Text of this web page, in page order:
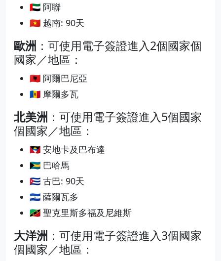
🇦🇪 阿聯
🇻🇳 越南: 90天
歐洲 ：可使用電子簽證進入2個國家個
國家／地區：
🇦🇱 阿爾巴尼亞
🇲🇩 摩爾多瓦
北美洲 ：可使用電子簽證進入5個國家
個國家／地區：
🇦🇬 安地卡及巴布達
🇧🇸 巴哈馬
🇨🇺 古巴: 90天
🇸🇻 薩爾瓦多
🇰🇳 聖克里斯多福及尼維斯
大洋洲 ：可使用電子簽證進入3個國家
個國家／地區：